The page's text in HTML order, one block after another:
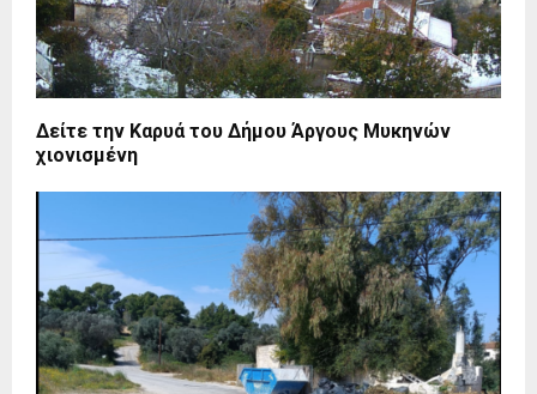
Δείτε την Καρυά του Δήμου Άργους Μυκηνών
χιονισμένη